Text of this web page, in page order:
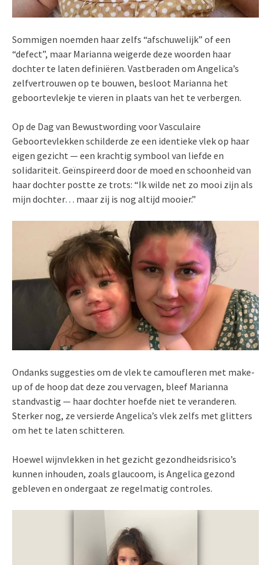
Sommigen noemden haar zelfs “afschuwelijk” of een
“defect”, maar Marianna weigerde deze woorden haar
dochter te laten definiëren. Vastberaden om Angelica’s
zelfvertrouwen op te bouwen, besloot Marianna het
geboortevlekje te vieren in plaats van het te verbergen.
Op de Dag van Bewustwording voor Vasculaire
Geboortevlekken schilderde ze een identieke vlek op haar
eigen gezicht — een krachtig symbool van liefde en
solidariteit. Geïnspireerd door de moed en schoonheid van
haar dochter postte ze trots: “Ik wilde net zo mooi zijn als
mijn dochter… maar zij is nog altijd mooier.”
Ondanks suggesties om de vlek te camoufleren met make-
up of de hoop dat deze zou vervagen, bleef Marianna
standvastig — haar dochter hoefde niet te veranderen.
Sterker nog, ze versierde Angelica’s vlek zelfs met glitters
om het te laten schitteren.
Hoewel wijnvlekken in het gezicht gezondheidsrisico’s
kunnen inhouden, zoals glaucoom, is Angelica gezond
gebleven en ondergaat ze regelmatig controles.